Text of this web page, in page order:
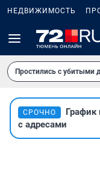
НЕДВИЖИМОСТЬ
Простились с убитыми
СРОЧНО
График
с адресами